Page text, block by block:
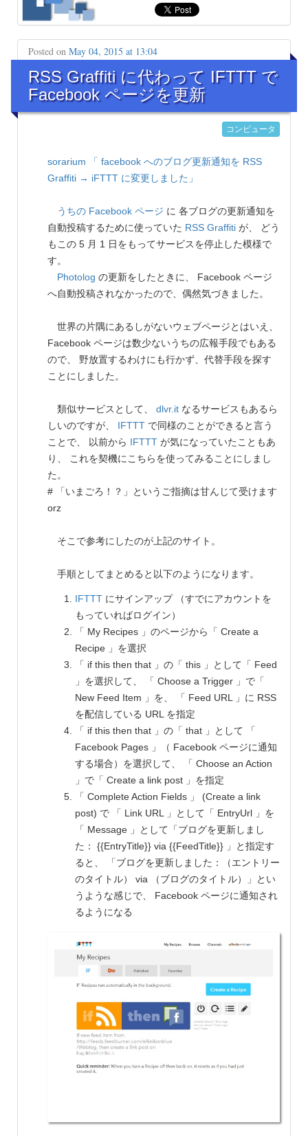
Posted on May 04, 2015 at 13:04
RSS Graffiti に代わって IFTTT で
Facebook ページを更新
コンピュータ
sorarium
「 facebook へのブログ更新通知を RSS
Graffiti → iFTTT に変更しました」
うちの Facebook ページ に 各ブログの更新通知を
自動投稿するために使っていた RSS Graffiti が、 どう
もこの 5 月 1 日をもってサービスを停止した模様で
す。
Photolog の更新をしたときに、 Facebook ページ
へ自動投稿されなかったので、偶然気づきました。
世界の片隅にあるしがないウェブページとはいえ、
Facebook ページは数少ないうちの広報手段でもある
ので、 野放置するわけにも行かず、代替手段を探す
ことにしました。
類似サービスとして、 dlvr.it なるサービスもあるら
しいのですが、 IFTTT で同様のことができると言う
ことで、 以前から IFTTT が気になっていたこともあ
り、 これを契機にこちらを使ってみることにしまし
た。
# 「いまごろ！？」というご指摘は甘んじて受けます
orz
そこで参考にしたのが上記のサイト。
手順としてまとめると以下のようになります。
IFTTT にサインアップ （すでにアカウントを
もっていればログイン）
「 My Recipes 」のページから「 Create a
Recipe 」を選択
「 if this then that 」の「 this 」として「 Feed
」を選択して、 「 Choose a Trigger 」で「
New Feed Item 」を、 「 Feed URL 」に RSS
を配信している URL を指定
「 if this then that 」の「 that 」として 「
Facebook Pages 」（ Facebook ページに通知
する場合）を選択して、 「 Choose an Action
」で「 Create a link post 」を指定
「 Complete Action Fields 」 (Create a link
post) で 「 Link URL 」として「 EntryUrl 」を
「 Message 」として「ブログを更新しまし
た： {{EntryTitle}} via {{FeedTitle}} 」と指定す
ると、 「ブログを更新しました：（エントリー
のタイトル） via （ブログのタイトル）」とい
うような感じで、 Facebook ページに通知され
るようになる